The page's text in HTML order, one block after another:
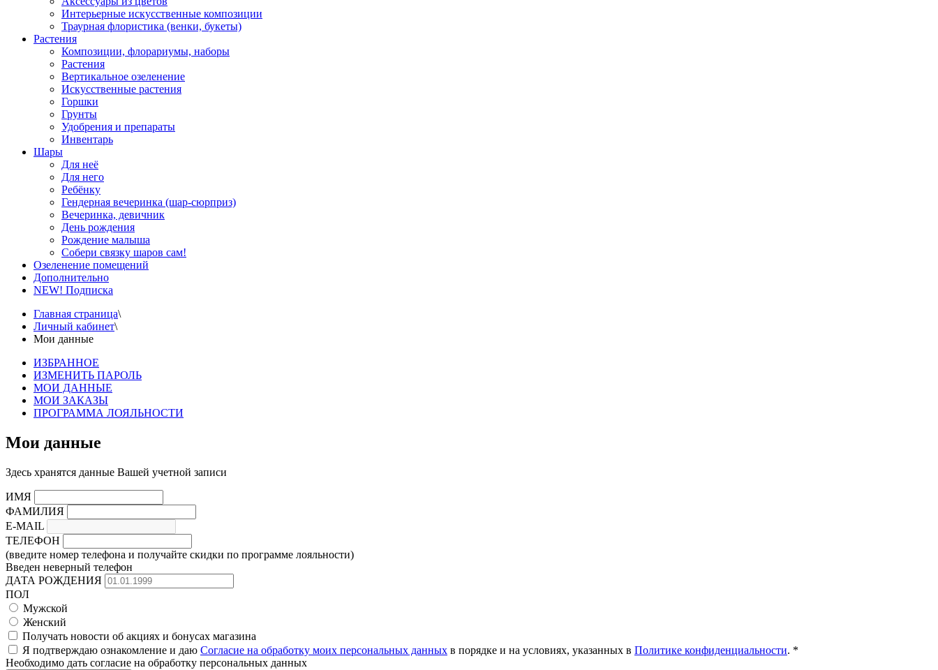
Интерьерные искусственные композиции
Траурная флористика (венки, букеты)
Растения
Композиции, флорариумы, наборы
Растения
Вертикальное озеленение
Искусственные растения
Горшки
Грунты
Удобрения и препараты
Инвентарь
Шары
Для неё
Для него
Ребёнку
Гендерная вечеринка (шар-сюрприз)
Вечеринка, девичник
День рождения
Рождение малыша
Собери связку шаров сам!
Озеленение помещений
Дополнительно
NEW! Подписка
Главная страница\
Личный кабинет\
Мои данные
ИЗБРАННОЕ
ИЗМЕНИТЬ ПАРОЛЬ
МОИ ДАННЫЕ
МОИ ЗАКАЗЫ
ПРОГРАММА ЛОЯЛЬНОСТИ
Мои данные
Здесь хранятся данные Вашей учетной записи
ИМЯ
ФАМИЛИЯ
E-MAIL
ТЕЛЕФОН
(введите номер телефона и получайте скидки по программе лояльности)
Введен неверный телефон
ДАТА РОЖДЕНИЯ
ПОЛ
Мужской
Женский
Получать новости об акциях и бонусах магазина
Я подтверждаю ознакомление и даю Согласие на обработку моих персональных данных в порядке и на условиях, указанных в Политике конфиденциальности. *
Необходимо дать согласие на обработку персональных данных